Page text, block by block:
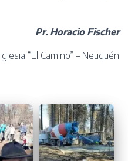
Pr. Horacio Fischer
Iglesia “El Camino” – Neuquén